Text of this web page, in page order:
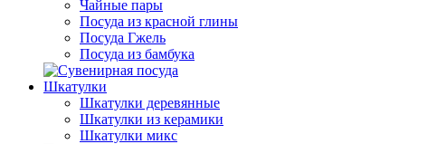
Чайные пары
Посуда из красной глины
Посуда Гжель
Посуда из бамбука
Шкатулки
Шкатулки деревянные
Шкатулки из керамики
Шкатулки микс